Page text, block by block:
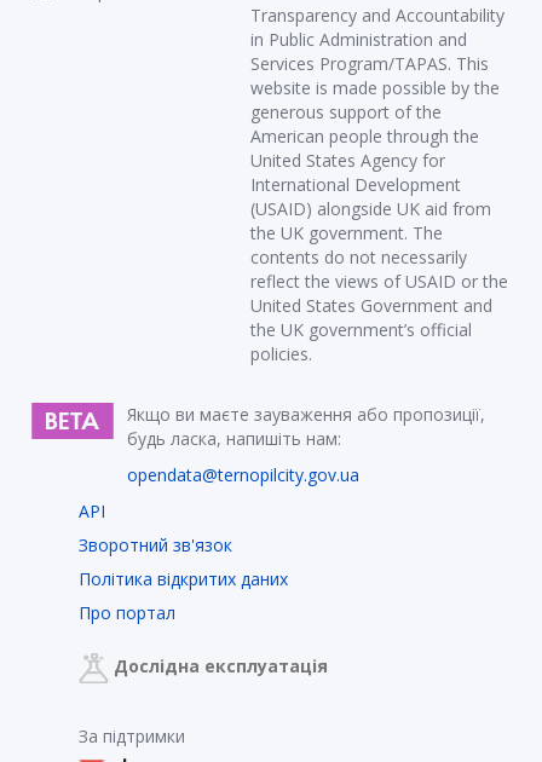
Transparency and Accountability
in Public Administration and
Services Program/TAPAS. This
website is made possible by the
generous support of the
American people through the
United States Agency for
International Development
(USAID) alongside UK aid from
the UK government. The
contents do not necessarily
reflect the views of USAID or the
United States Government and
the UK government’s official
policies.
Якщо ви маєте зауваження або пропозиції,
будь ласка, напишіть нам:
opendata@ternopilcity.gov.ua
API
Зворотний зв'язок
Політика відкритих даних
Про портал
Дослідна експлуатація
За підтримки